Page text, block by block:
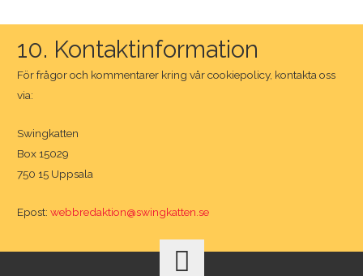
10. Kontaktinformation
För frågor och kommentarer kring vår cookiepolicy, kontakta oss
via:
Swingkatten
Box 15029
750 15 Uppsala
Epost: webbredaktion@swingkatten.se